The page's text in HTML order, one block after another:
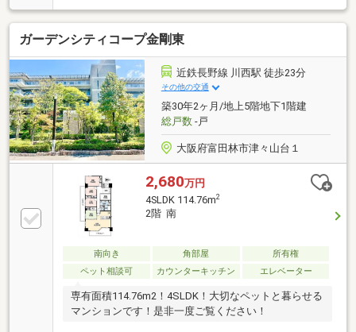
チン新規交換（食洗機付）・ユニットバス・洗面化粧
台新規交換・クロス全室貼替および床材新規貼替・配
管更新および建具新規交換等◇立地・堺市立向丘小学
校まで徒歩約19分・堺市立上野芝中学校まで徒歩約15
分◆◇弊社が選ばれる理由◆◇１．お金の扱い方のプ
ロ、ファイナンシャルプランナーが資金計画をサポー
ト！２．買い替えなどにも対応できる売却専門チーム
あり！３．たくさんの銀行と繋がりがあるため、最も
低金利になるように審査が可能！
ガーデンシティコープ金剛東
近鉄長野線 川西駅 徒歩23分
その他の交通
築30年2ヶ月/地上5階地下1階建
総戸数-戸
大阪府富田林市津々山台１
2,680万円
4SLDK 114.76m2
2階 南
南向き 角部屋
所有権
ペット相談可
カウンターキッチン エレベーター
専有面積114.76m2！4SLDK！大切なペットと暮らせる
マンションです！是非一度ご覧ください！